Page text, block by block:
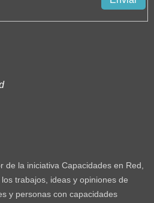
de la iniciativa Capacidades en Red,
trabajos, ideas y opiniones de
y personas con capacidades